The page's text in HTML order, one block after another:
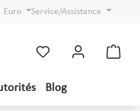
Euro Service/Assistance
Blog